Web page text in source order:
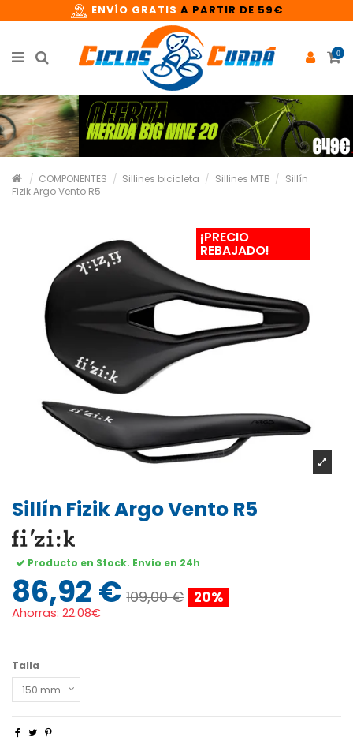
ENVÍO GRATIS A PARTIR DE 59€
0
COMPONENTES Sillines bicicleta Sillines MTB
Sillín
Fizik Argo Vento R5
¡PRECIO
REBAJADO!
Sillín Fizik Argo Vento R5
Producto en Stock. Envío en 24h
86,92 € 109,00 € 20%
Ahorras: 22.08€
Talla